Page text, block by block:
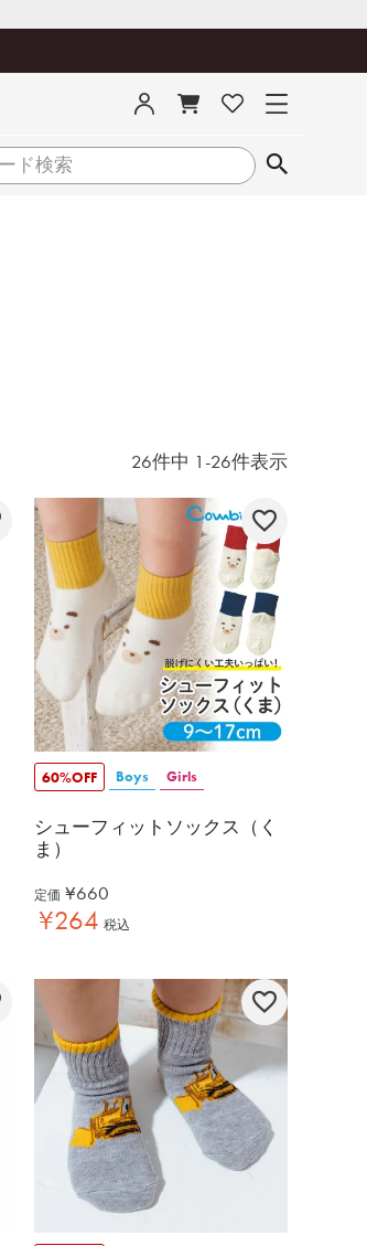
26件中 1 -26件表示
60%OFF Boys Girls
シューフィットソックス（く
ま）
定価 ¥660
¥264 税込